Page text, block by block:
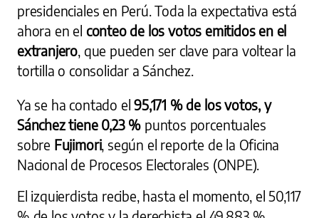
presidenciales en Perú. Toda la expectativa está
ahora en el conteo de los votos emitidos en el
extranjero , que pueden ser clave para voltear la
tortilla o consolidar a Sánchez.
Ya se ha contado el 95,171 % de los votos, y
Sánchez tiene 0,23 % puntos porcentuales
sobre Fujimori, según el reporte de la Oficina
Nacional de Procesos Electorales (ONPE).
El izquierdista recibe, hasta el momento, el 50,117